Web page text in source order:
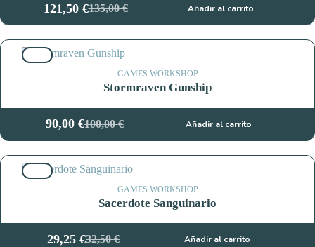
135,00€
El
precio
original
era:
135,00 €.
121,50 €El
precio
actual
es:
121,50 €.
Añadir al carrito
GAMES WORKSHOP
Stormraven Gunship
100,00€
El
precio
original
era:
100,00 €.
90,00 €El
precio
actual
es:
90,00 €.
Añadir al carrito
GAMES WORKSHOP
Sacerdote Sanguinario
32,50€
29,25€ Añadir al carrito